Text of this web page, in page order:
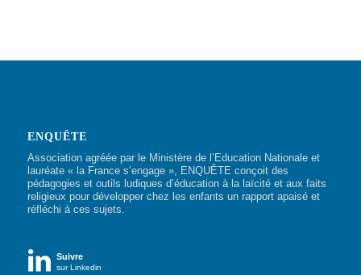
ENQUÊTE
Association agréée par le Ministère de l’Education Nationale et
lauréate « la France s’engage », ENQUÊTE conçoit des
pédagogies et outils ludiques d’éducation à la laïcité et aux faits
religieux pour développer chez les enfants un rapport apaisé et
réfléchi à ces sujets.
 Suivre
sur Linkedin